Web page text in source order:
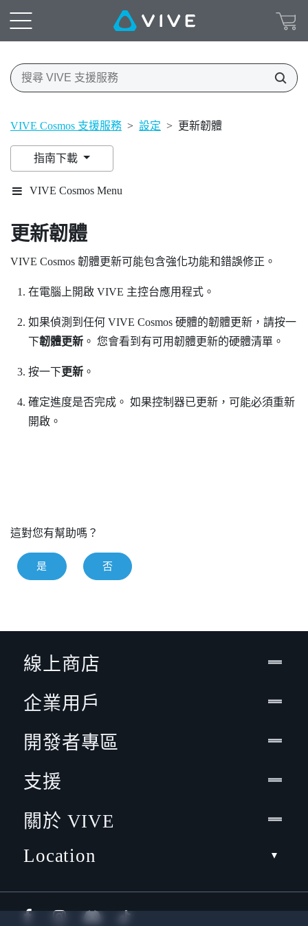
VIVE Cosmos 支援服務 > 設定 > 更新韌體
指南下載
VIVE Cosmos Menu
更新韌體
VIVE Cosmos 韌體更新可能包含強化功能和錯誤修正。
在電腦上開啟 VIVE 主控台應用程式。
如果偵測到任何 VIVE Cosmos硬體的韌體更新，請按一
下韌體更新。 您會看到有可用韌體更新的硬體清單。
按一下更新。
確定進度是否完成。 如果控制器已更新，可能必須重新
開啟。
這對您有幫助嗎？
是 否
線上商店
企業用戶
開發者專區
支援
關於 VIVE
Location